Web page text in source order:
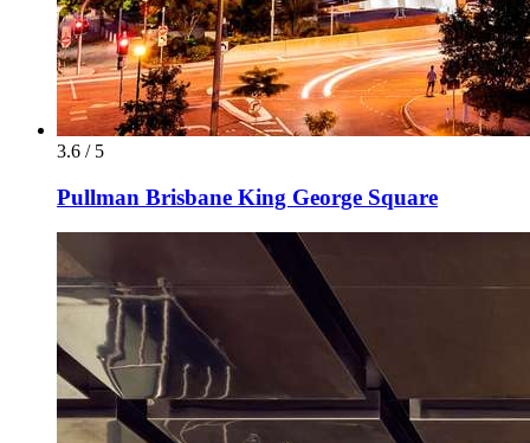
3.6 / 5
Pullman Brisbane King George Square